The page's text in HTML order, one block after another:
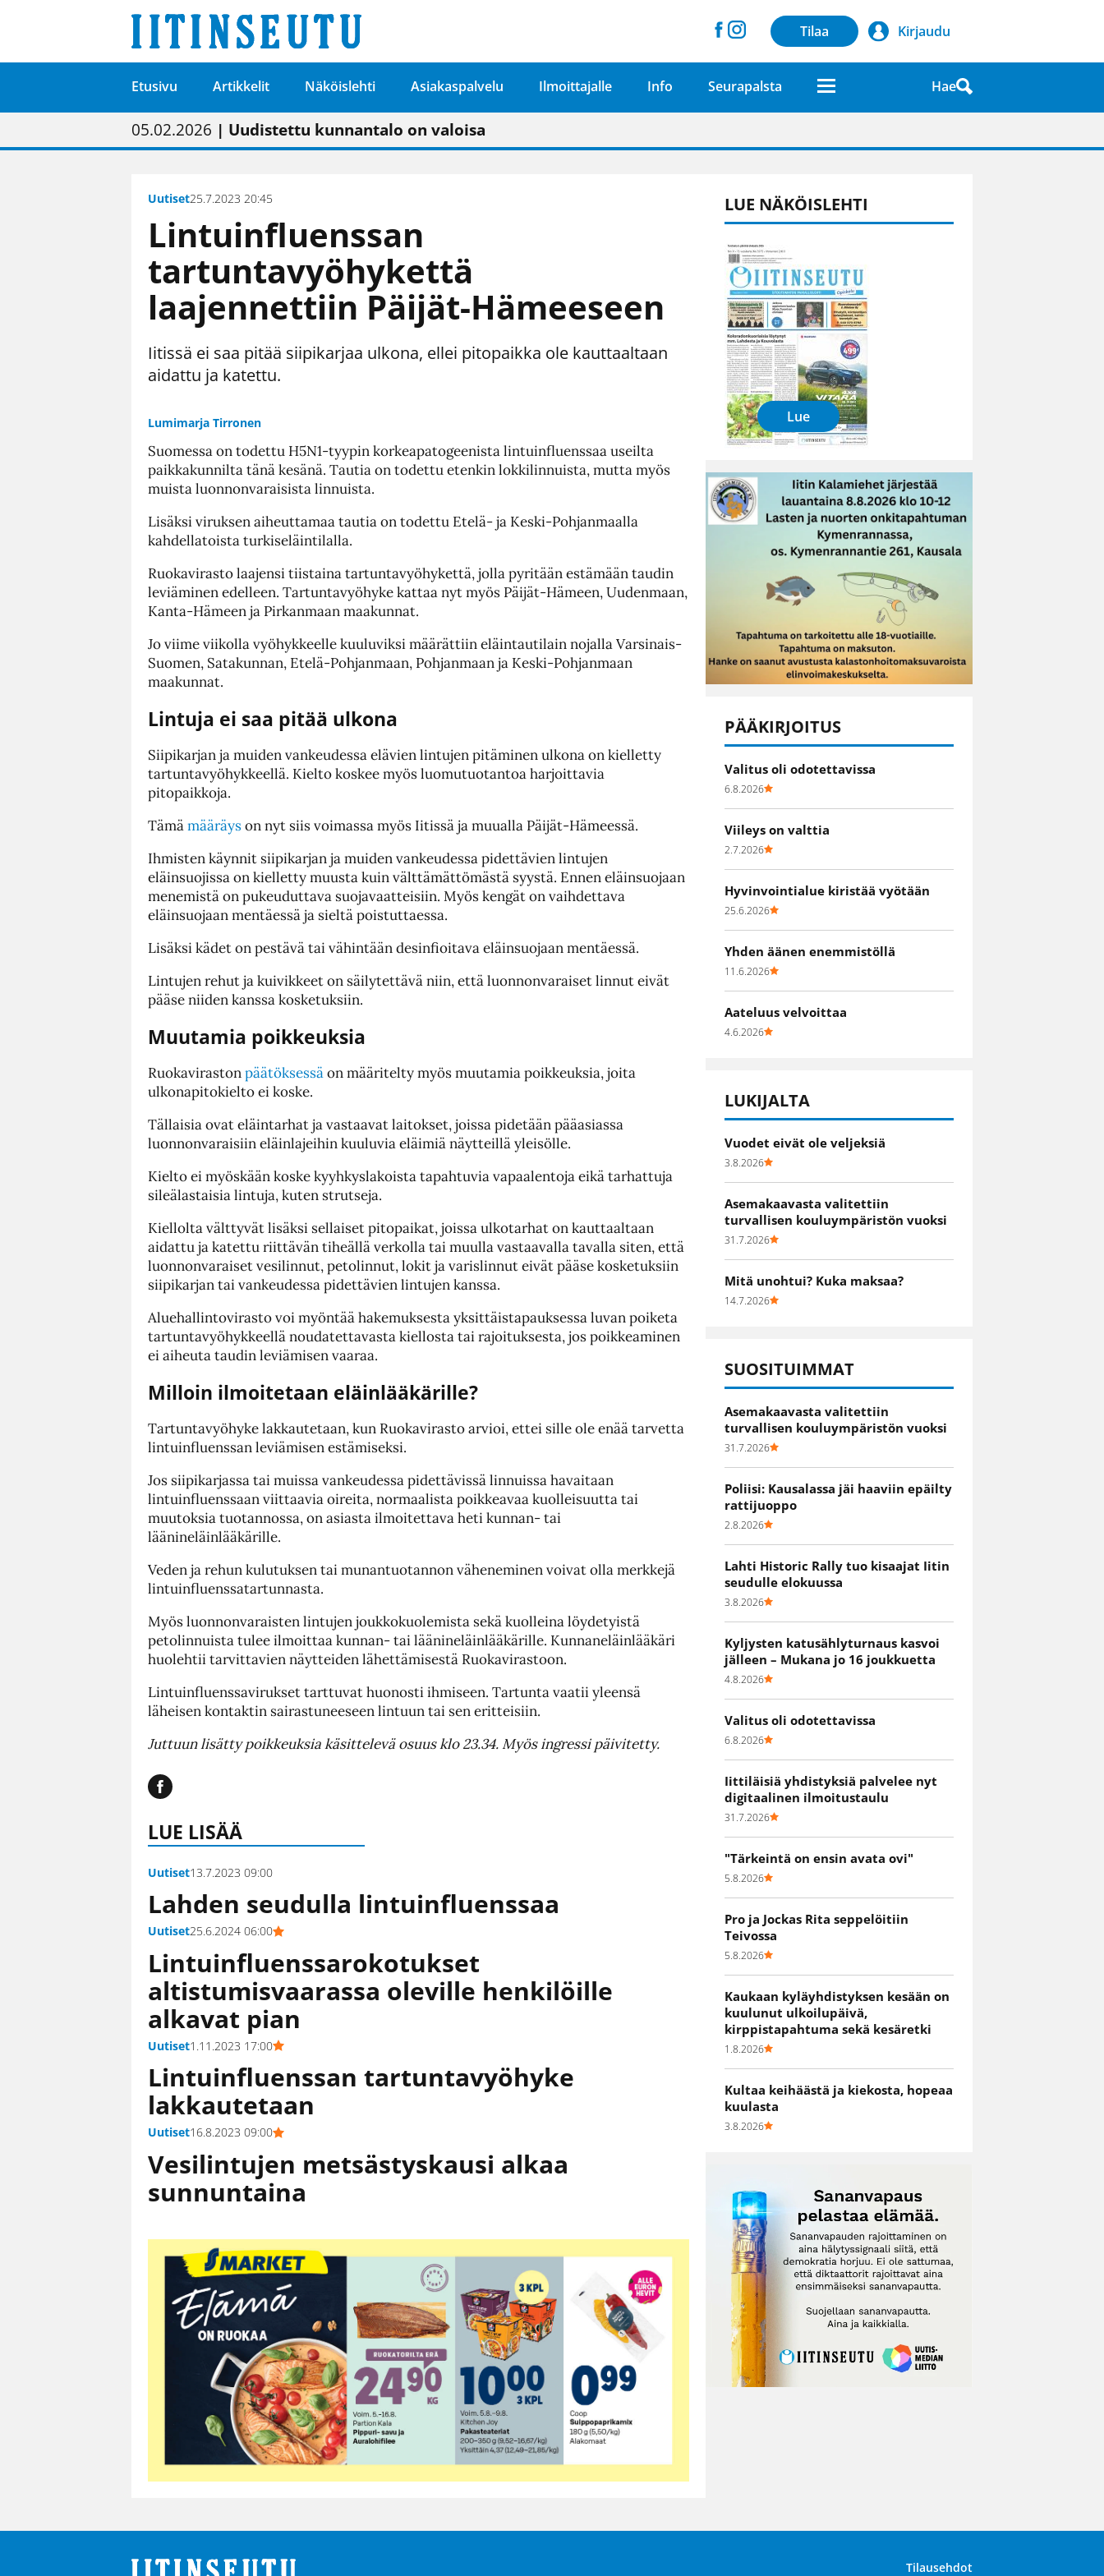
Tilaa Kirjaudu
Etusivu Artikkelit Näköislehti Asiakaspalvelu Ilmoittajalle Info Seurapalsta Hae
01.02.2026 | Painon vaihtumisen pitäisi näkyä hieman parempana painojäljen laatuna lehdessä
05.02.2026 | Uudistettu kunnantalo on valoisa
23.04.2026 | “Olemme käynnistämässä uudelleen keskustavisiotyön”
09.05.2026| "Maalla on totuttu elämään omavaraisemmin kuin kaupungissa"
Uutiset25.7.2023 20:45
Lintuinfluenssan
tartuntavyöhykettä
laajennettiin Päijät-Hämeeseen
Iitissä ei saa pitää siipikarjaa ulkona, ellei pitopaikka ole kauttaaltaan
aidattu ja katettu.
Lumimarja Tirronen
Suomessa on todettu H5N1-tyypin korkeapatogeenista lintuinfluenssaa useilta
paikkakunnilta tänä kesänä. Tautia on todettu etenkin lokkilinnuista, mutta myös
muista luonnonvaraisista linnuista.
Lisäksi viruksen aiheuttamaa tautia on todettu Etelä- ja Keski-Pohjanmaalla
kahdellatoista turkiseläintilalla.
Ruokavirasto laajensi tiistaina tartuntavyöhykettä, jolla pyritään estämään taudin
leviäminen edelleen. Tartuntavyöhyke kattaa nyt myös Päijät-Hämeen, Uudenmaan,
Kanta-Hämeen ja Pirkanmaan maakunnat.
Jo viime viikolla vyöhykkeelle kuuluviksi määrättiin eläintautilain nojalla Varsinais-
Suomen, Satakunnan, Etelä-Pohjanmaan, Pohjanmaan ja Keski-Pohjanmaan
maakunnat.
Lintuja ei saa pitää ulkona
Siipikarjan ja muiden vankeudessa elävien lintujen pitäminen ulkona on kielletty
tartuntavyöhykkeellä. Kielto koskee myös luomutuotantoa harjoittavia
pitopaikkoja.
Tämämääräyson nyt siis voimassa myös Iitissä ja muualla Päijät-Hämeessä.
Ihmisten käynnit siipikarjan ja muiden vankeudessa pidettävien lintujen
eläinsuojissa on kielletty muusta kuin välttämättömästä syystä. Ennen eläinsuojaan
menemistä on pukeuduttava suojavaatteisiin. Myös kengät on vaihdettava
eläinsuojaan mentäessä ja sieltä poistuttaessa.
Lisäksi kädet on pestävä tai vähintään desinfioitava eläinsuojaan mentäessä.
Lintujen rehut ja kuivikkeet on säilytettävä niin, että luonnonvaraiset linnut eivät
pääse niiden kanssa kosketuksiin.
Muutamia poikkeuksia
Ruokavirastonpäätöksessäon määritelty myös muutamia poikkeuksia, joita
ulkonapitokielto ei koske.
Tällaisia ovat eläintarhat ja vastaavat laitokset, joissa pidetään pääasiassa
luonnonvaraisiin eläinlajeihin kuuluvia eläimiä näytteillä yleisölle.
Kielto ei myöskään koske kyyhkyslakoista tapahtuvia vapaalentoja eikä tarhattuja
sileälastaisia lintuja, kuten strutseja.
Kiellolta välttyvät lisäksi sellaiset pitopaikat, joissa ulkotarhat on kauttaaltaan
aidattu ja katettu riittävän tiheällä verkolla tai muulla vastaavalla tavalla siten, että
luonnonvaraiset vesilinnut, petolinnut, lokit ja varislinnut eivät pääse kosketuksiin
siipikarjan tai vankeudessa pidettävien lintujen kanssa.
Aluehallintovirasto voi myöntää hakemuksesta yksittäistapauksessa luvan poiketa
tartuntavyöhykkeellä noudatettavasta kiellosta tai rajoituksesta, jos poikkeaminen
ei aiheuta taudin leviämisen vaaraa.
Milloin ilmoitetaan eläinlääkärille?
Tartuntavyöhyke lakkautetaan, kun Ruokavirasto arvioi, ettei sille ole enää tarvetta
lintuinfluenssan leviämisen estämiseksi.
Jos siipikarjassa tai muissa vankeudessa pidettävissä linnuissa havaitaan
lintuinfluenssaan viittaavia oireita, normaalista poikkeavaa kuolleisuutta tai
muutoksia tuotannossa, on asiasta ilmoitettava heti kunnan- tai
läänineläinlääkärille.
Veden ja rehun kulutuksen tai munantuotannon väheneminen voivat olla merkkejä
lintuinfluenssatartunnasta.
Myös luonnonvaraisten lintujen joukkokuolemista sekä kuolleina löydetyistä
petolinnuista tulee ilmoittaa kunnan- tai läänineläinlääkärille. Kunnaneläinlääkäri
huolehtii tarvittavien näytteiden lähettämisestä Ruokavirastoon.
Lintuinfluenssavirukset tarttuvat huonosti ihmiseen. Tartunta vaatii yleensä
läheisen kontaktin sairastuneeseen lintuun tai sen eritteisiin.
Juttuun lisätty poikkeuksia käsittelevä osuus klo 23.34. Myös ingressi päivitetty.
LUE LISÄÄ
Uutiset13.7.2023 09:00
Lahden seudulla lintuinfluenssaa
Uutiset25.6.2024 06:00
Lintuinfluenssa­rokotukset
altistumisvaarassa oleville henkilöille
alkavat pian
Uutiset1.11.2023 17:00
Lintuinfluenssan tartuntavyöhyke
lakkautetaan
Uutiset16.8.2023 09:00
Vesilintujen metsästyskausi alkaa
sunnuntaina
LUE NÄKÖISLEHTI
Lue
PÄÄKIRJOITUS
Valitus oli odotettavissa
6.8.2026
Viileys on valttia
2.7.2026
Hyvinvointialue kiristää vyötään
25.6.2026
Yhden äänen enemmistöllä
11.6.2026
Aateluus velvoittaa
4.6.2026
LUKIJALTA
Vuodet eivät ole veljeksiä
3.8.2026
Asemakaavasta valitettiin
turvallisen kouluympäristön vuoksi
31.7.2026
Mitä unohtui? Kuka maksaa?
14.7.2026
SUOSITUIMMAT
Asemakaavasta valitettiin
turvallisen kouluympäristön vuoksi
31.7.2026
Poliisi: Kausalassa jäi haaviin epäilty
rattijuoppo
2.8.2026
Lahti Historic Rally tuo kisaajat Iitin
seudulle elokuussa
3.8.2026
Kyljysten katusählyturnaus kasvoi
jälleen – Mukana jo 16 joukkuetta
4.8.2026
Valitus oli odotettavissa
6.8.2026
Iittiläisiä yhdistyksiä palvelee nyt
digitaalinen ilmoitustaulu
31.7.2026
"Tärkeintä on ensin avata ovi"
5.8.2026
Pro ja Jockas Rita seppelöitiin
Teivossa
5.8.2026
Kaukaan kyläyhdistyksen kesään on
kuulunut ulkoilupäivä,
kirppistapahtuma sekä kesäretki
1.8.2026
Kultaa keihäästä ja kiekosta, hopeaa
kuulasta
3.8.2026
Tilausehdot